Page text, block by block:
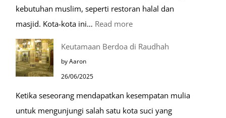
kebutuhan muslim, seperti restoran halal dan
masjid. Kota-kota ini… Read more:
di
Eropa
Keutamaan Berdoa di Raudhah
by Aaron
26/06/2025
Ketika seseorang mendapatkan kesempatan mulia
untuk mengunjungi salah satu kota suci yang